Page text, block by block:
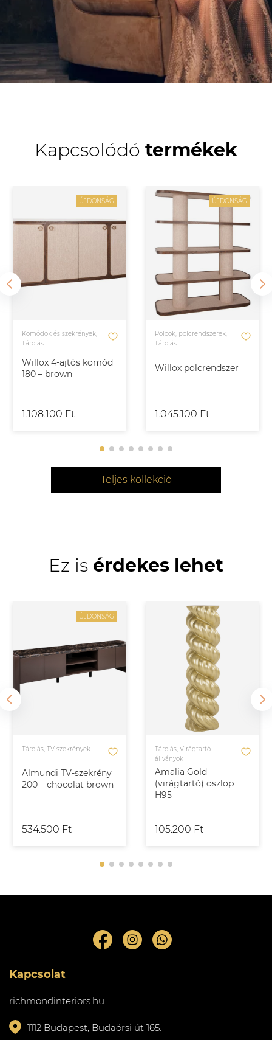
Kapcsolódó termékek
ÚJDONSÁG
Willox 4-ajtós komód
180 – brown
Komódok és szekrények,
Tárolás
1.108.100 Ft
ÚJDONSÁG
Willox polcrendszer
Polcok, polcrendszerek,
Tárolás
1.045.100 Ft
Teljes kollekció
Ez is érdekes lehet
ÚJDONSÁG
Almundi TV-szekrény
200 – chocolat brown
Tárolás, TV szekrények
534.500 Ft
Amalia Gold
(virágtartó) oszlop
H95
Tárolás, Virágtartó-
állványok
105.200 Ft
Kapcsolat
richmondinteriors.hu
1112 Budapest, Budaörsi út 165.